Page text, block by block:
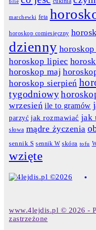
brie
marchewki feta
horoskop comiesięczny
dzienny
horoskop lipiec
horoskop maj
horoskop sierpień
tygodniowy
wrzesień ile to gramów
parzyć jak rozmawiać jak
słowa mądre życzenia
sennik S sennik W skóra tofu
wzięte
www.4lejdis.pl © 2026 -
zastrzeżone